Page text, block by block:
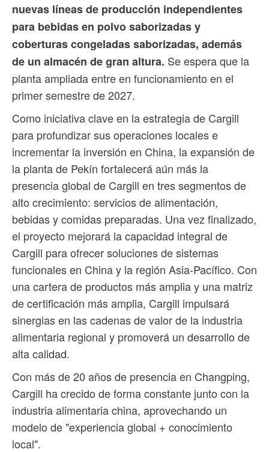
nuevas líneas de producción independientes
para bebidas en polvo saborizadas y
coberturas congeladas saborizadas, además
de un almacén de gran altura. Se espera que la
planta ampliada entre en funcionamiento en el
primer semestre de 2027.
Como iniciativa clave en la estrategia de Cargill
para profundizar sus operaciones locales e
incrementar la inversión en China, la expansión de
la planta de Pekín fortalecerá aún más la
presencia global de Cargill en tres segmentos de
alto crecimiento: servicios de alimentación,
bebidas y comidas preparadas. Una vez finalizado,
el proyecto mejorará la capacidad integral de
Cargill para ofrecer soluciones de sistemas
funcionales en China y la región Asia-Pacífico. Con
una cartera de productos más amplia y una matriz
de certificación más amplia, Cargill impulsará
sinergias en las cadenas de valor de la industria
alimentaria regional y promoverá un desarrollo de
alta calidad.
Con más de 20 años de presencia en Changping,
Cargill ha crecido de forma constante junto con la
industria alimentaria china, aprovechando un
modelo de "experiencia global + conocimiento
local".